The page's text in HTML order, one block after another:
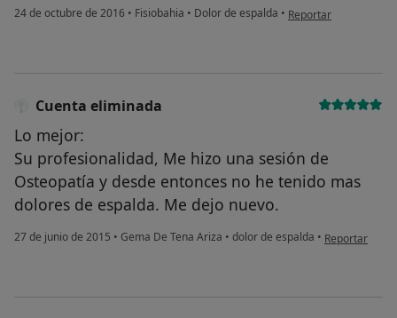
24 de octubre de 2016 • Fisiobahia • Dolor de espalda • en opinión del
Reportar
Cuenta eliminada
Lo mejor:
Su profesionalidad, Me hizo una sesión de
Osteopatía y desde entonces no he tenido mas
dolores de espalda. Me dejo nuevo.
27 de junio de 2015 • Gema De Tena Ariza • dolor de espalda • en opinión
Reportar